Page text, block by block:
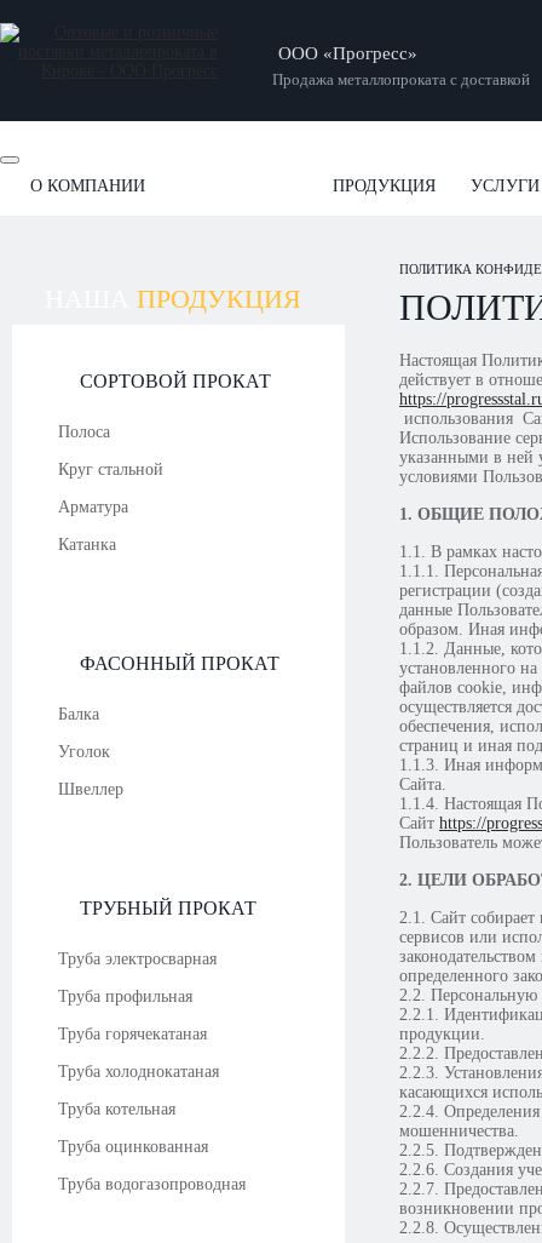
ООО «Прогресс»
Продажа металлопроката с доставкой
О КОМПАНИИ ПРОДУКЦИЯ УСЛУГИ
ПРОДУКЦИЯ
СОРТОВОЙ ПРОКАТ
Полоса
Круг стальной
Арматура
Катанка
ФАСОННЫЙ ПРОКАТ
Балка
Уголок
Швеллер
ТРУБНЫЙ ПРОКАТ
Труба электросварная
Труба профильная
Труба горячекатаная
Труба холоднокатаная
Труба котельная
Труба оцинкованная
Труба водогазопроводная
ПОЛИТИКА
Настоящая
действует в
https://
использования
Использование
указанными в ней
условиями
1. ОБЩИЕ
1.1. В рамках
1.1.1.
регистрации
данные
образом. Иная
1.1.2. Данные,
установленного
файлов cookie,
осуществляется
обеспечения,
страниц и иная
1.1.3. Иная
Сайта.
1.1.4. Настоящая
Сайт https://
Пользователь
2. ЦЕЛИ
2.1. Сайт собирает
сервисов или
определенного
2.2. Персональную
2.2.1.
продукции.
2.2.2.
2.2.3.
касающихся
2.2.4. Определения
мошенничества.
2.2.5.
2.2.6. Создания
2.2.7.
возникновении
2.2.8.